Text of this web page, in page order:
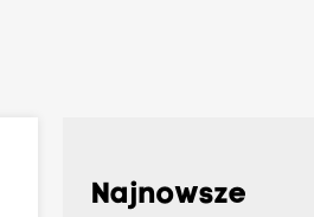
Najnowsze